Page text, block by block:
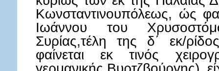
Κωνσταντινουπόλεως, ώς
Ιωάννου του
Συρίας,τέλη της δ΄ εκ/
φαίνεται εκ τινός